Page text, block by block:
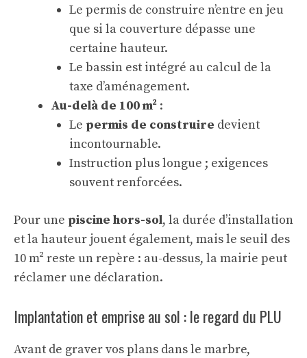
Le permis de construire n’entre en jeu
que si la couverture dépasse une
certaine hauteur.
Le bassin est intégré au calcul de la
taxe d’aménagement.
Au-delà de 100 m² :
Le permis de construire devient
incontournable.
Instruction plus longue ; exigences
souvent renforcées.
Pour une piscine hors-sol, la durée d’installation
et la hauteur jouent également, mais le seuil des
10 m² reste un repère : au-dessus, la mairie peut
réclamer une déclaration.
Implantation et emprise au sol : le regard du PLU
Avant de graver vos plans dans le marbre,